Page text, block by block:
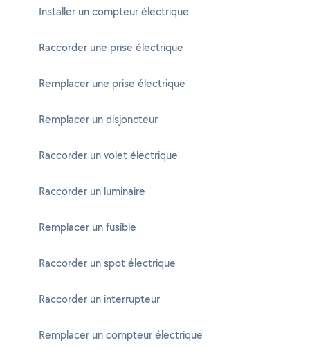
Installer un compteur électrique
Raccorder une prise électrique
Remplacer une prise électrique
Remplacer un disjoncteur
Raccorder un volet électrique
Raccorder un luminaire
Remplacer un fusible
Raccorder un spot électrique
Raccorder un interrupteur
Remplacer un compteur électrique